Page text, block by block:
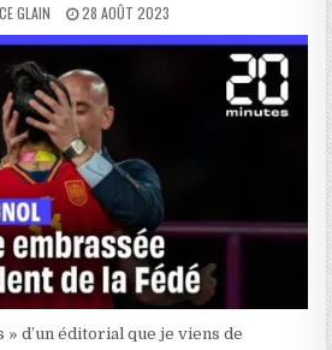
GLAIN
PUBLISHED
DATE:
28 AOÛT 2023
» d’un éditorial que je viens de